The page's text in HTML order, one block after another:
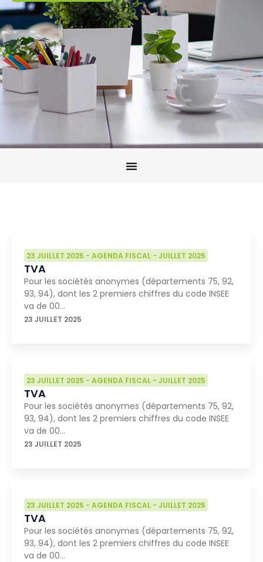
23 JUILLET 2025 - AGENDA FISCAL - JUILLET 2025
TVA
Pour les sociétés anonymes (départements 75, 92,
93, 94), dont les 2 premiers chiffres du code INSEE
va de 00…
23 JUILLET 2025
23 JUILLET 2025 - AGENDA FISCAL - JUILLET 2025
TVA
Pour les sociétés anonymes (départements 75, 92,
93, 94), dont les 2 premiers chiffres du code INSEE
va de 00…
23 JUILLET 2025
23 JUILLET 2025 - AGENDA FISCAL - JUILLET 2025
TVA
Pour les sociétés anonymes (départements 75, 92,
93, 94), dont les 2 premiers chiffres du code INSEE
va de 00…